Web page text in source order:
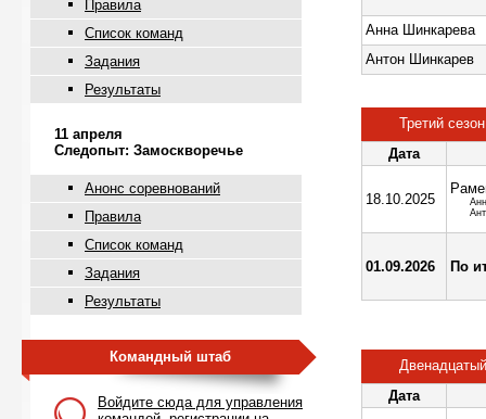
Правила
Список команд
Задания
Результаты
11 апреля
Следопыт: Замоскворечье
Анонс соревнований
Правила
Список команд
Задания
Результаты
Командный штаб
Войдите сюда для управления
Анна Шинкарева
Антон Шинкарев
Третий сезон
Дата
18.10.2025
01.09.2026 По
Дата